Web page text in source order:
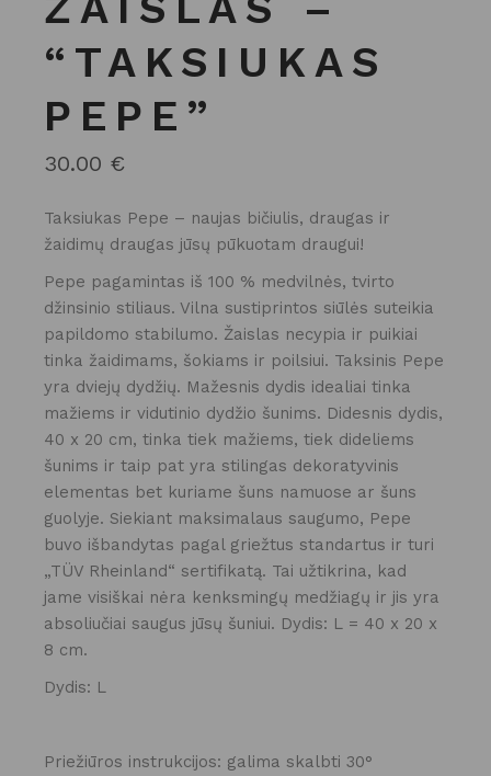
“TAKSIUKAS
PEPE”
30.00 €
Taksiukas Pepe – naujas bičiulis, draugas ir
žaidimų draugas jūsų pūkuotam draugui!
Pepe pagamintas iš 100 % medvilnės, tvirto
džinsinio stiliaus. Vilna sustiprintos siūlės suteikia
papildomo stabilumo. Žaislas necypia ir puikiai
tinka žaidimams, šokiams ir poilsiui. Taksinis Pepe
yra dviejų dydžių. Mažesnis dydis idealiai tinka
mažiems ir vidutinio dydžio šunims. Didesnis dydis,
40 x 20 cm, tinka tiek mažiems, tiek dideliems
šunims ir taip pat yra stilingas dekoratyvinis
elementas bet kuriame šuns namuose ar šuns
guolyje. Siekiant maksimalaus saugumo, Pepe
buvo išbandytas pagal griežtus standartus ir turi
„TÜV Rheinland“ sertifikatą. Tai užtikrina, kad
jame visiškai nėra kenksmingų medžiagų ir jis yra
absoliučiai saugus jūsų šuniui. Dydis: L = 40 x 20 x
8 cm.
Dydis: L
Priežiūros instrukcijos: galima skalbti 30°